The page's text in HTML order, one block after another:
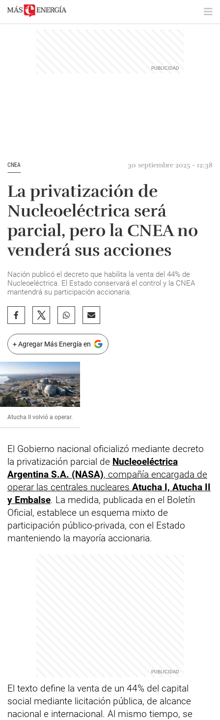
CNEA 30 septiembre 2025 - 12:38
La privatización de
Nucleoeléctrica será
parcial, pero la CNEA no
venderá sus acciones
Nación publicó el decreto que habilita la venta del 44% de
Nucleoeléctrica. El Estado conservará el control y la CNEA
mantendrá su participación accionaria.
+ Agregar Más Energía en
Atucha II volvió a operar.
El Gobierno nacional oficializó mediante decreto
la privatización parcial de Nucleoeléctrica
Argentina S.A. (NASA), compañía encargada de
operar las centrales nucleares Atucha I, Atucha II
y Embalse. La medida, publicada en el Boletín
Oficial, establece un esquema mixto de
participación público-privada, con el Estado
manteniendo la mayoría accionaria.
El texto define la venta de un 44% del capital
social mediante licitación pública, de alcance
nacional e internacional. Al mismo tiempo, se